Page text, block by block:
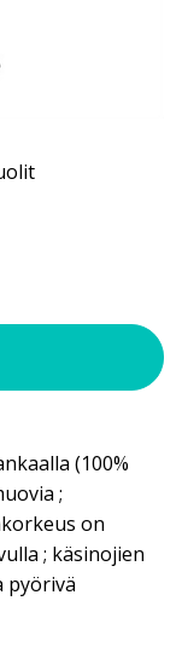
(100%
;
on
; käsinojien
pyörivä